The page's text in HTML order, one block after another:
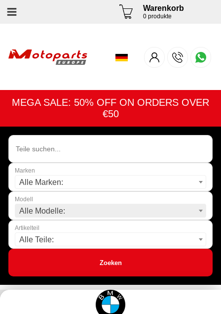
Warenkorb
0 produkte
MEGA SALE: 50% OFF ON ORDERS OVER
€50
Marken
Alle Marken:
Modell
Alle Modelle:
Artikelteil
Alle Teile:
Zoeken